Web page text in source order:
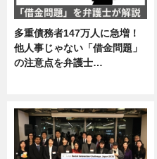
多重債務者147万人に急増！
他人事じゃない「借金問題」
の注意点を弁護士…